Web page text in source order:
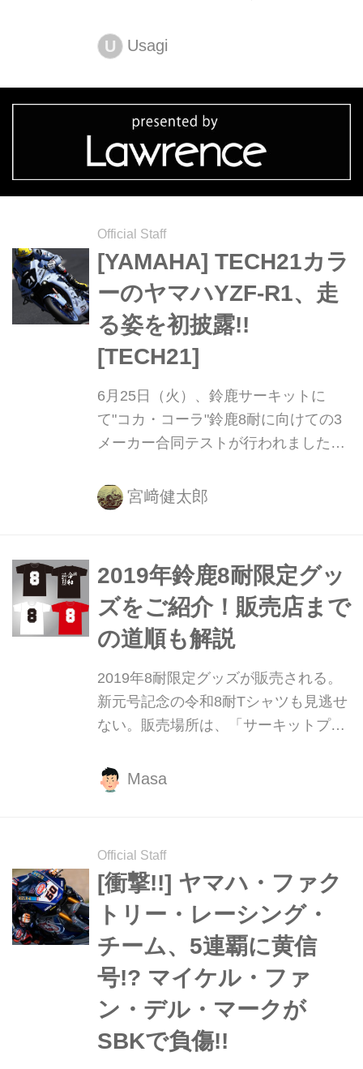
バイクに乗れるって知ってました？！
一体どんな体験が出来るのか、余すと
ころなくライターUsagiがご紹介しち
ゃいますよ〜♩
U Usagi
Official Staff
[YAMAHA] TECH21カラ
ーのヤマハYZF-R1、走
る姿を初披露!!
[TECH21]
6月25日（火）、鈴鹿サーキットに
て"コカ・コーラ"鈴鹿8耐に向けての3
メーカー合同テストが行われました。
はり一番注目しちゃうのはTECH21復
刻カラーをまとったヤマハ・ファクト
ですね！
宮﨑健太郎
2019年鈴鹿8耐限定グッ
ズをご紹介！販売店まで
の道順も解説
2019年8耐限定グッズが販売される。
新元号記念の令和8耐Tシャツも見逃せ
ない。販売場所は、「サーキットプラ
ショップ」にある。当日迷わないよう
に行き方も解説！
Masa
Official Staff
[衝撃!!] ヤマハ・ファク
トリー・レーシング・
チーム、5連覇に黄信
号!? マイケル・ファ
ン・デル・マークが
SBKで負傷!!